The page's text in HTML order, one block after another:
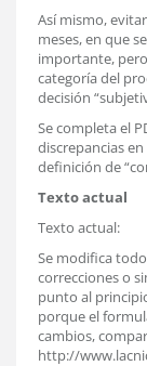
Así mismo,
meses, en que
importante,
categoría del
decisión
Se completa el
discrepancias
definición de
Texto actual
Texto actual:
Se modifica
correcciones o
punto al
porque el
cambios,
http://